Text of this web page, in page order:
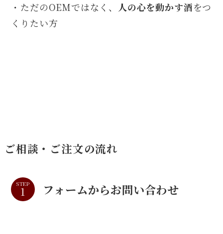
・ただのOEMではなく、 人の心を動かす酒をつ
くりたい方
ご相談・ご注文の流れ
STEP フォームからお問い合わせ